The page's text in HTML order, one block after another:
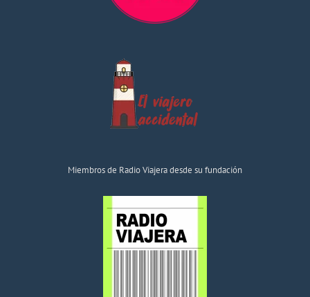
Miembros de Radio Viajera desde su fundación